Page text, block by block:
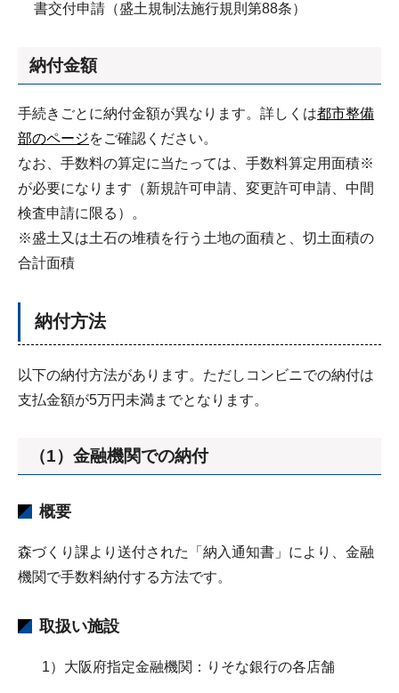
書交付申請（盛土規制法施行規則第88条）
納付金額
手続きごとに納付金額が異なります。詳しくは都市整備
部のページをご確認ください。
なお、手数料の算定に当たっては、手数料算定用面積※
が必要になります（新規許可申請、変更許可申請、中間
検査申請に限る）。
※盛土又は土石の堆積を行う土地の面積と、切土面積の
合計面積
納付方法
以下の納付方法があります。ただしコンビニでの納付は
支払金額が5万円未満までとなります。
（1）金融機関での納付
概要
森づくり課より送付された「納入通知書」により、金融
機関で手数料納付する方法です。
取扱い施設
1）大阪府指定金融機関：りそな銀行の各店舗